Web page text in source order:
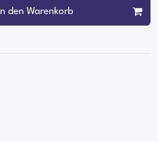
In den Warenkorb